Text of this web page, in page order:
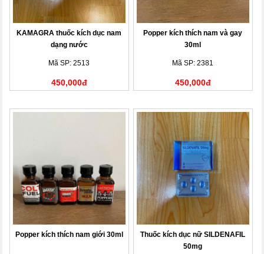
KAMAGRA thuốc kích dục nam
dạng nước
Mã SP: 2513
450,000đ
Popper kích thích nam và gay
30ml
Mã SP: 2381
450,000đ
Popper kích thích nam giới 30ml
Thuốc kích dục nữ SILDENAFIL
50mg